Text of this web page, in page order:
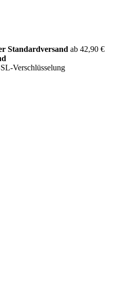
Standardversand ab 42,90 €
Verschlüsselung